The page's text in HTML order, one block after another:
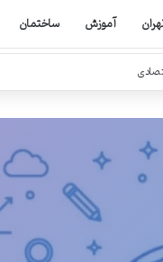
آموزش ساختمان